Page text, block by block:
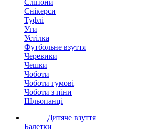
Сліпони
Снікерси
Туфлі
Уги
Устілка
Футбольне взуття
Черевики
Чешки
Чоботи
Чоботи гумові
Чоботи з піни
Шльопанці
Дитяче взуття
Балетки